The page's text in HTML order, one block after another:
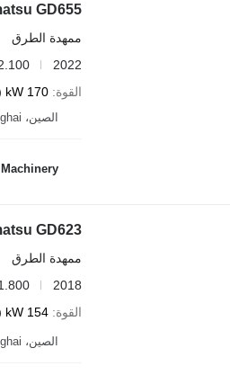
GD655
ممهدة الطرق
2022
2.100 متر /
القوة 170 kW (231 حصان)
الصين، Shanghai
GD623
ممهدة الطرق
2018
1.800 متر /
القوة 154 kW (210 حصان)
الصين، Shanghai